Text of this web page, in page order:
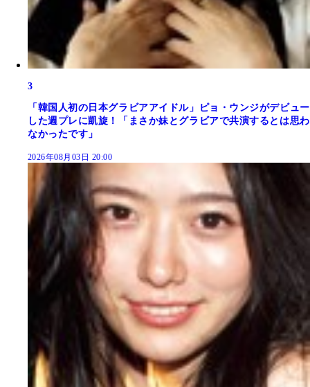
3
「韓国人初の日本グラビアアイドル」ピョ・ウンジがデビュー
した週プレに凱旋！「まさか妹とグラビアで共演するとは思わ
なかったです」
2026年08月03日 20:00